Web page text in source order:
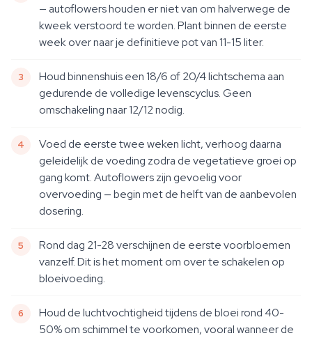
— autoflowers houden er niet van om halverwege de
kweek verstoord te worden. Plant binnen de eerste
week over naar je definitieve pot van 11-15 liter.
Houd binnenshuis een 18/6 of 20/4 lichtschema aan
gedurende de volledige levenscyclus. Geen
omschakeling naar 12/12 nodig.
Voed de eerste twee weken licht, verhoog daarna
geleidelijk de voeding zodra de vegetatieve groei op
gang komt. Autoflowers zijn gevoelig voor
overvoeding — begin met de helft van de aanbevolen
dosering.
Rond dag 21-28 verschijnen de eerste voorbloemen
vanzelf. Dit is het moment om over te schakelen op
bloeivoeding.
Houd de luchtvochtigheid tijdens de bloei rond 40-
50% om schimmel te voorkomen, vooral wanneer de